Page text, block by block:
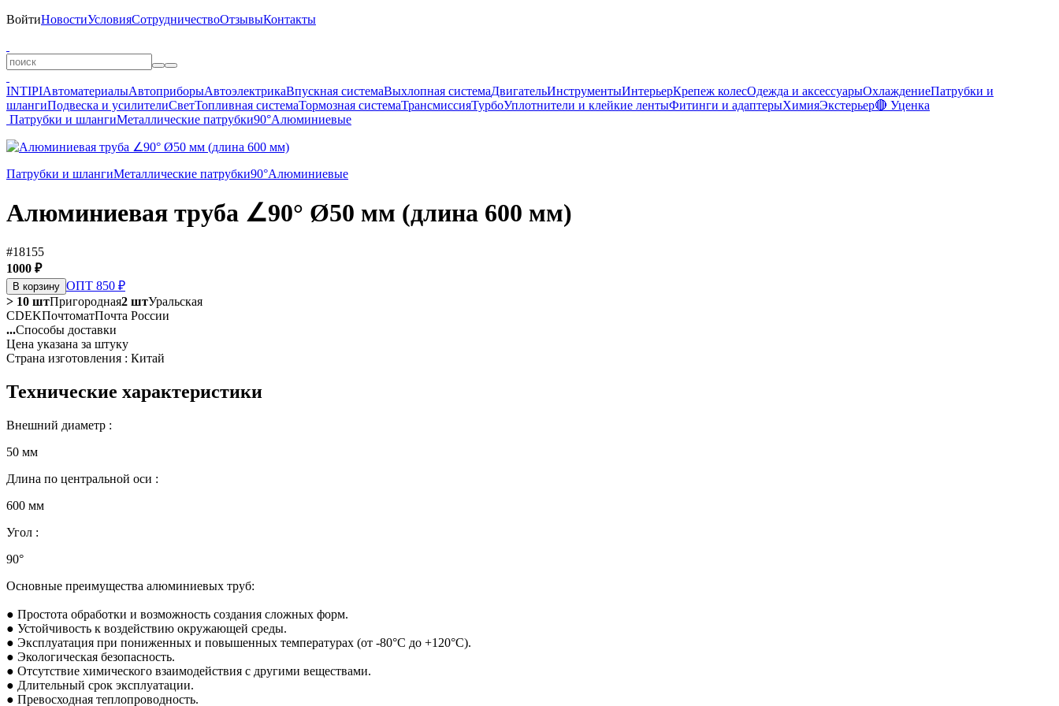
ВойтиНовостиУсловияСотрудничествоОтзывыКонтакты
INTIPIАвтоматериалыАвтоприборыАвтоэлектрикаВпускная системаВыхлопная системаДвигательИнструментыИнтерьерКрепеж колесОдежда и аксессуарыОхлаждениеПатрубки и
шлангиПодвеска и усилителиСветТопливная системаТормозная системаТрансмиссияТурбоУплотнители и клейкие лентыФитинги и адаптерыХимияЭкстерьер🔴 Уценка
Патрубки и шлангиМеталлические патрубки90°Алюминиевые
Патрубки и шлангиМеталлические патрубки90°Алюминиевые
Алюминиевая труба ∠90° Ø50 мм (длина 600 мм)
#18155
1000 ₽
В корзину ОПТ 850 ₽
> 10 штПригородная2 штУральская
CDEKПочтоматПочта России
...Способы доставки
Цена указана за штуку
Страна изготовления : Китай
Технические характеристики
Внешний диаметр :
50 мм
Длина по центральной оси :
600 мм
Угол :
90°
Основные преимущества алюминиевых труб:
● Простота обработки и возможность создания сложных форм.
● Устойчивость к воздействию окружающей среды.
● Эксплуатация при пониженных и повышенных температурах (от -80°С до +120°С).
● Экологическая безопасность.
● Отсутствие химического взаимодействия с другими веществами.
● Длительный срок эксплуатации.
● Превосходная теплопроводность.